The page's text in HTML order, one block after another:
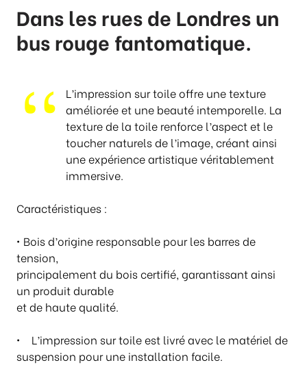
g
e
d
r
i
x
:
,
0
4
0
Dans les rues de Londres un
bus rouge fantomatique.
L’impression sur toile offre une texture
améliorée et une beauté intemporelle. La
texture de la toile renforce l’aspect et le
toucher naturels de l’image, créant ainsi
une expérienceartistique véritablement
immersive.
Caractéristiques :
• Bois d’origine responsable pour les barres de
tension,
principalement du bois certifié, garantissant ainsi
un produit durable
et de haute qualité.
• L’impression sur toile est livré avec le matériel de
suspension pour une installation facile.